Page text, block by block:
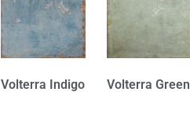
Volterra Indigo Volterra Green